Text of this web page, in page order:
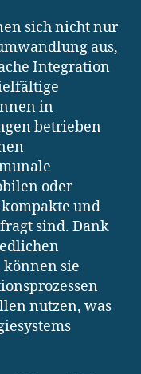
sich nicht nur
aus,
Integration
in
betrieben
oder
und
sind. Dank
sie
nutzen, was